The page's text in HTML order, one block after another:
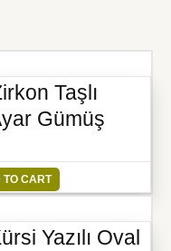
Taşlı
Gümüş
TO CART
Yazılı Oval